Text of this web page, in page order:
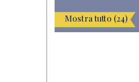
Mostra tutto (24)